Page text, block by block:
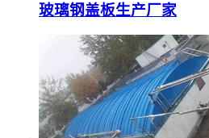
玻璃钢盖板生产厂家